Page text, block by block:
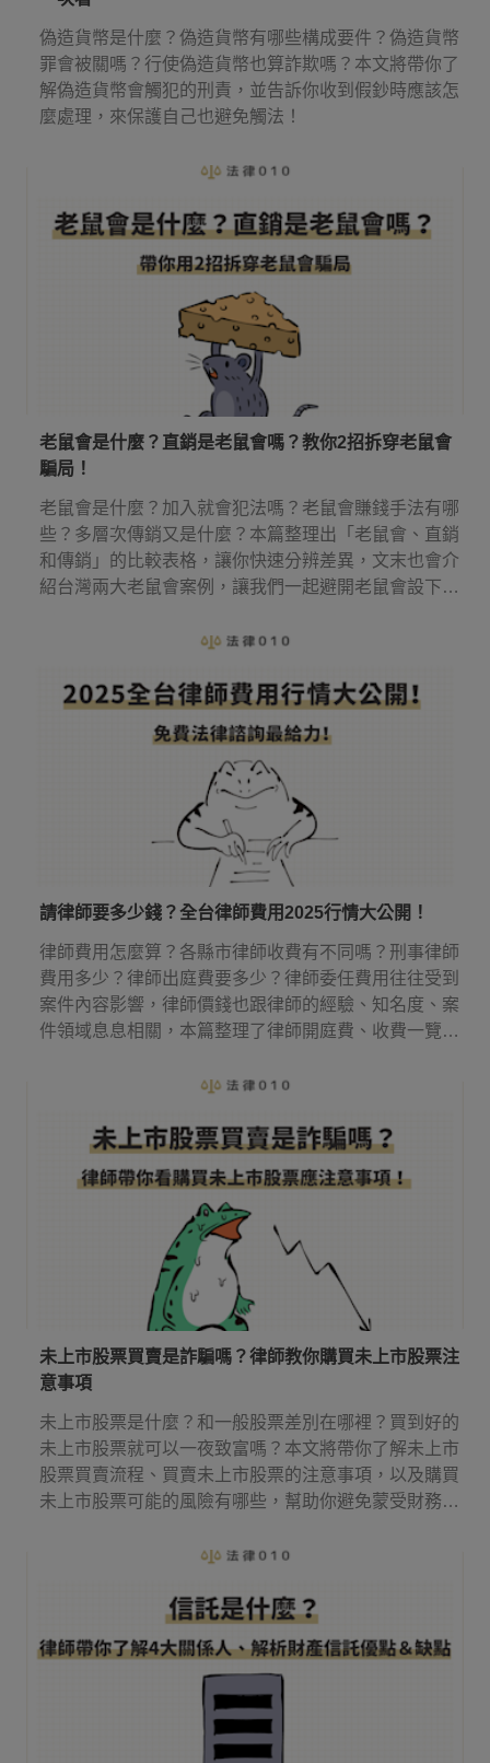
偽造貨幣是什麼？偽造貨幣有哪些構成要件？偽造貨幣
罪會被關嗎？行使偽造貨幣也算詐欺嗎？本文將帶你了
解偽造貨幣會觸犯的刑責，並告訴你收到假鈔時應該怎
麼處理，來保護自己也避免觸法！
老鼠會是什麼？直銷是老鼠會嗎？教你2招拆穿老鼠會
騙局！
老鼠會是什麼？加入就會犯法嗎？老鼠會賺錢手法有哪
些？多層次傳銷又是什麼？本篇整理出「老鼠會、直銷
和傳銷」的比較表格，讓你快速分辨差異，文末也會介
紹台灣兩大老鼠會案例，讓我們一起避開老鼠會設下的
請律師要多少錢？全台律師費用2025行情大公開！
律師費用怎麼算？各縣市律師收費有不同嗎？刑事律師
費用多少？律師出庭費要多少？律師委任費用往往受到
案件內容影響，律師價錢也跟律師的經驗、知名度、案
件領域息息相關，本篇整理了律師開庭費、收費一覽表
未上市股票買賣是詐騙嗎？律師教你購買未上市股票注
意事項
未上市股票是什麼？和一般股票差別在哪裡？買到好的
未上市股票就可以一夜致富嗎？本文將帶你了解未上市
股票買賣流程、買賣未上市股票的注意事項，以及購買
未上市股票可能的風險有哪些，幫助你避免蒙受財務損